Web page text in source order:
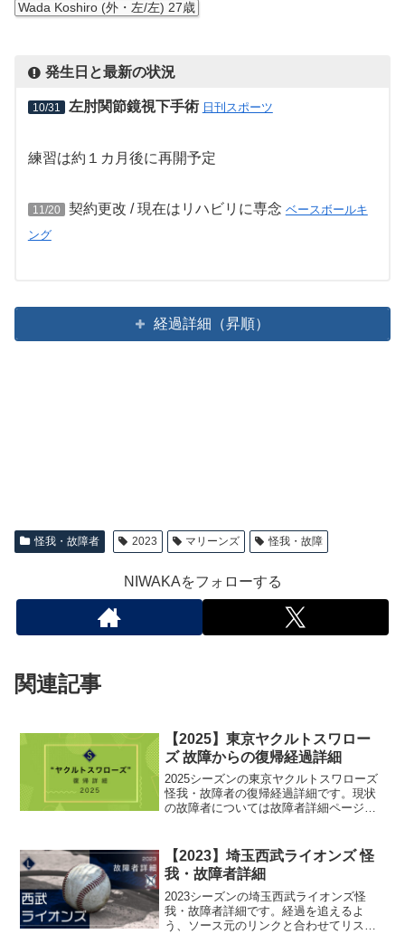
Wada Koshiro (外・左/左) 27歳
発生日と最新の状況
10/31 左肘関節鏡視下手術 日刊スポーツ
練習は約１カ月後に再開予定
11/20 契約更改 / 現在はリハビリに専念 ベースボールキ
ング
経過詳細（昇順）
怪我・故障者 2023 マリーンズ 怪我・故障
NIWAKAをフォローする
関連記事
【2025】東京ヤクルトスワロー
ズ 故障からの復帰経過詳細
2025シーズンの東京ヤクルトスワローズ
怪我・故障者の復帰経過詳細です。現状
の故障者については故障者詳細ページを
【2023】埼玉西武ライオンズ 怪
我・故障者詳細
2023シーズンの埼玉西武ライオンズ怪
我・故障者詳細です。経過を追えるよ
う、ソース元のリンクと合わせてリスト